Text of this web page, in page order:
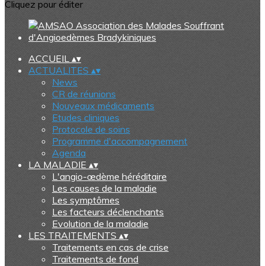
Cliquez pour éditer
ACCUEIL ▴▾
ACTUALITES ▴▾
News
CR de réunions
Nouveaux médicaments
Etudes cliniques
Protocole de soins
Programme d'accompagnement
Agenda
LA MALADIE ▴▾
L'angio-œdème héréditaire
Les causes de la maladie
Les symptômes
Les facteurs déclenchants
Evolution de la maladie
LES TRAITEMENTS ▴▾
Traitements en cas de crise
Traitements de fond